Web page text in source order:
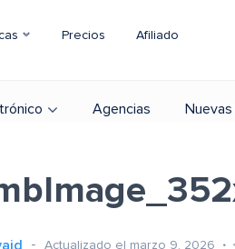
Precios Afiliado
Agencias
Actualizado el marzo 9, 2026